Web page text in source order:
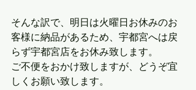
そんな訳で、明日は火曜日お休みのお
客様に納品があるため、宇都宮へは戻
らず宇都宮店をお休み致します。
ご不便をおかけ致しますが、どうぞ宜
しくお願い致します。